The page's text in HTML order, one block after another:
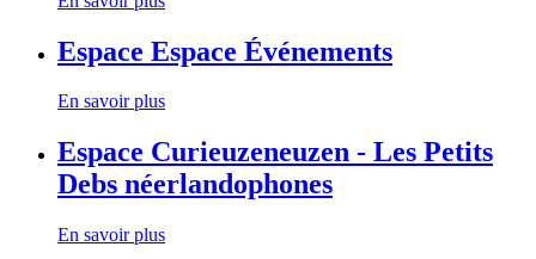
Espace Espace Événements
En savoir plus
Espace Curieuzeneuzen - Les Petits
Debs néerlandophones
En savoir plus